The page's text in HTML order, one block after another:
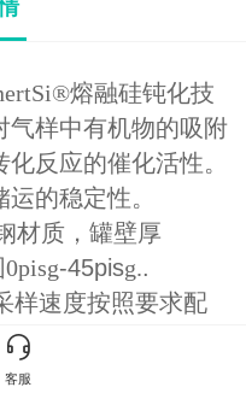
熔融硅钝化技
气样中有机物的吸附
反应的催化活性。
的稳定性。
材质，罐壁厚
0pisg-45pisg..
样速度按照要求配
以用于瞬时采样、平
。
客服